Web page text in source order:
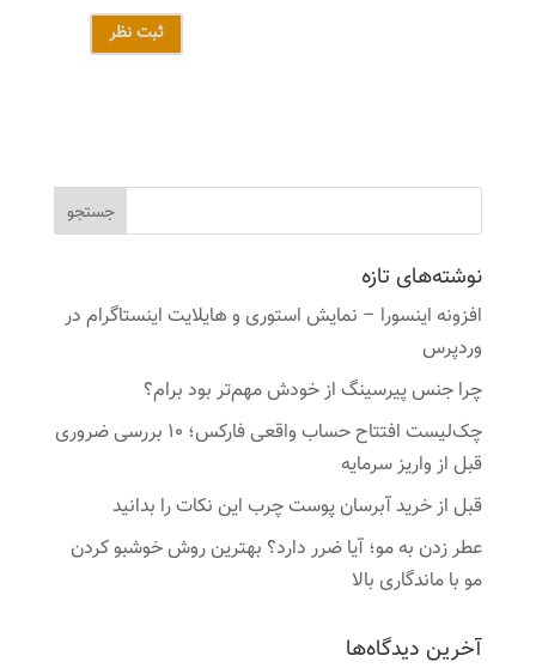
ثبت نظر
نوشته‌های تازه
افزونه اینسورا – نمایش استوری و هایلایت اینستاگرام در
وردپرس
چرا جنس پیرسینگ از خودش مهم‌تر بود برام؟
چک‌لیست افتتاح حساب واقعی فارکس؛ ۱۰ بررسی ضروری
قبل از واریز سرمایه
قبل از خرید آبرسان پوست چرب این نکات را بدانید
عطر زدن به مو؛ آیا ضرر دارد؟ بهترین روش خوشبو کردن
مو با ماندگاری بالا
آخرین دیدگاه‌ها